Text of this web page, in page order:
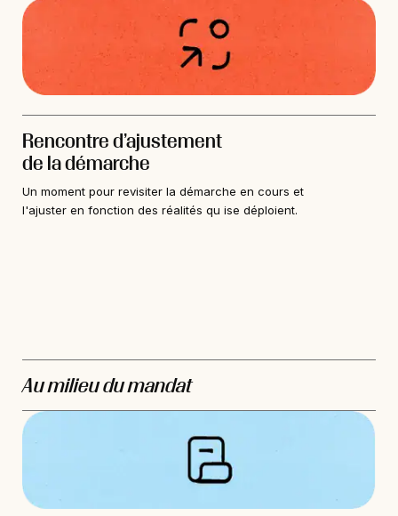
Rencontre d’ajustement
de la démarche
Un moment pour revisiter la démarche en cours et
l'ajuster en fonction des réalités qu ise déploient.
Au milieu du mandat